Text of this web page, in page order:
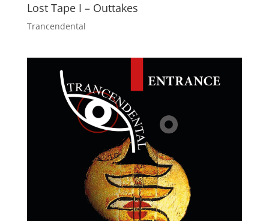
Lost Tape I – Outtakes
Trancendental